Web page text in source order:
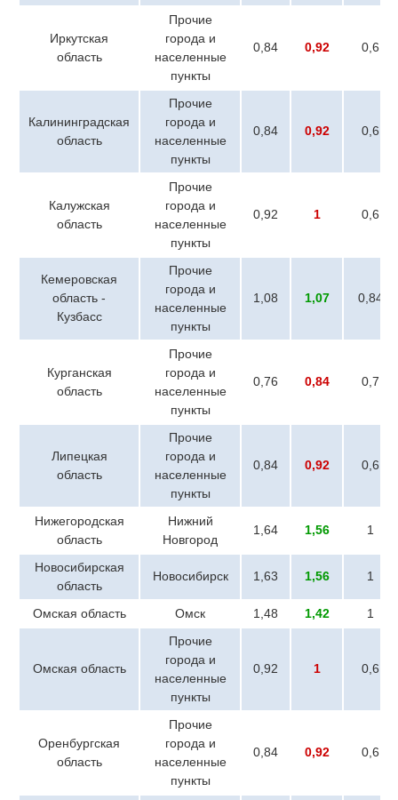
Иркутская
область
Прочие
города и
населенные
пункты
0,84 0,92 0,6
Калининградская
область
Прочие
города и
населенные
пункты
0,84 0,92 0,6
Калужская
область
Прочие
города и
населенные
пункты
0,92 1 0,6
Кемеровская
область -
Кузбасс
Прочие
города и
населенные
пункты
1,08 1,07 0,84
Курганская
область
Прочие
города и
населенные
пункты
0,76 0,84 0,7
Липецкая
область
Прочие
города и
населенные
пункты
0,84 0,92 0,6
Нижегородская
область
Нижний
Новгород
1,64 1,56 1
Новосибирская
область
Новосибирск 1,63 1,56 1
Омская область Омск 1,48 1,42 1
Омская область
Прочие
города и
населенные
пункты
0,92 1 0,6
Оренбургская
область
Прочие
города и
населенные
пункты
0,84 0,92 0,6